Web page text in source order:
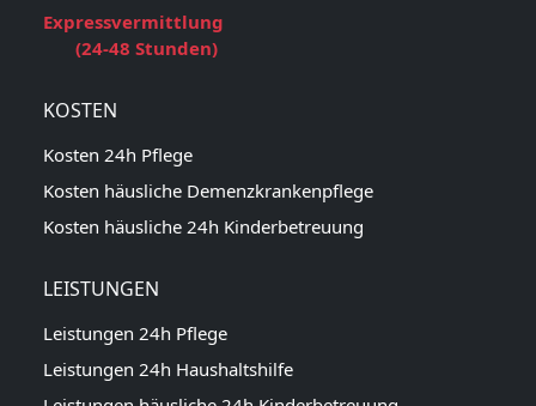
Expressvermittlung
(24-48 Stunden)
KOSTEN
Kosten 24h Pflege
Kosten häusliche Demenzkrankenpflege
Kosten häusliche 24h Kinderbetreuung
LEISTUNGEN
Leistungen 24h Pflege
Leistungen 24h Haushaltshilfe